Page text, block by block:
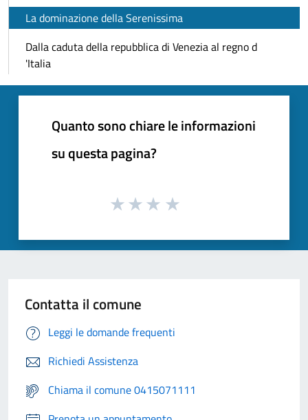
La dominazione della Serenissima
Dalla caduta della repubblica di Venezia al regno d
'Italia
Quanto sono chiare le informazioni
su questa pagina?
Contatta il comune
Leggi le domande frequenti
Richiedi Assistenza
Chiama il comune 0415071111